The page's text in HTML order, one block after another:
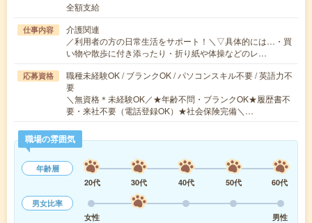
全額支給
仕事内容
介護関連
／利用者の方の日常生活をサポート！＼▽具体的には…・買
い物や散歩に付き添ったり・折り紙や体操などのレ…
応募資格
職種未経験OK / ブランクOK / パソコンスキル不要 / 英語力不
要
＼無資格＊未経験OK／★年齢不問・ブランクOK★履歴書不
要・来社不要（電話登録OK）★社会保険完備＼…
職場の雰囲気
年齢層
20代
30代 40代 50代
60代
男女比率
女性
男性